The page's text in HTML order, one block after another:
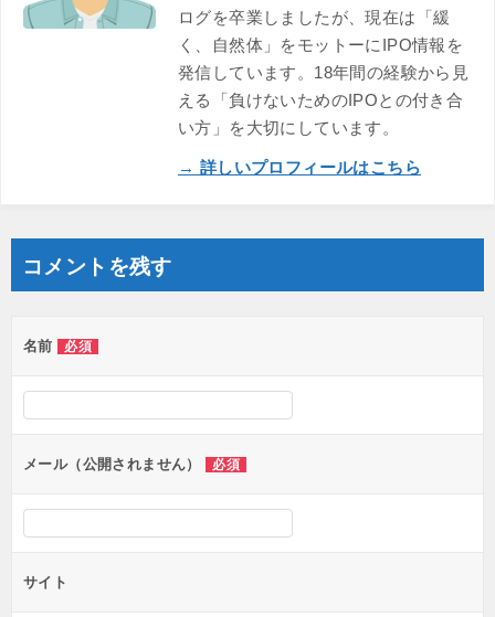
ログを卒業しましたが、現在は「緩
く、自然体」をモットーにIPO情報を
発信しています。18年間の経験から見
える「負けないためのIPOとの付き合
い方」を大切にしています。
→ 詳しいプロフィールはこちら
コメントを残す
名前 必須
メール（公開されません） 必須
サイト